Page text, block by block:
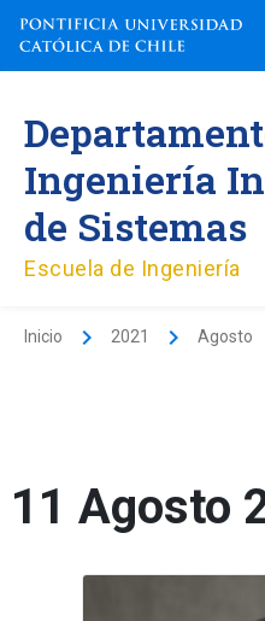
contenido
Ingeniería
de Sistemas
Escuela de Ingeniería
Inicio 2021 Agosto
11 Agosto